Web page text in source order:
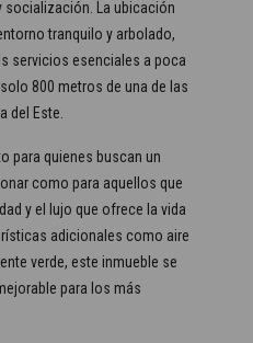
La ubicación
tranquilo y arbolado,
servicios esenciales a poca
800 metros de una de las
del Este.
para quienes buscan un
como para aquellos que
y el lujo que ofrece la vida
adicionales como aire
verde, este inmueble se
para los más